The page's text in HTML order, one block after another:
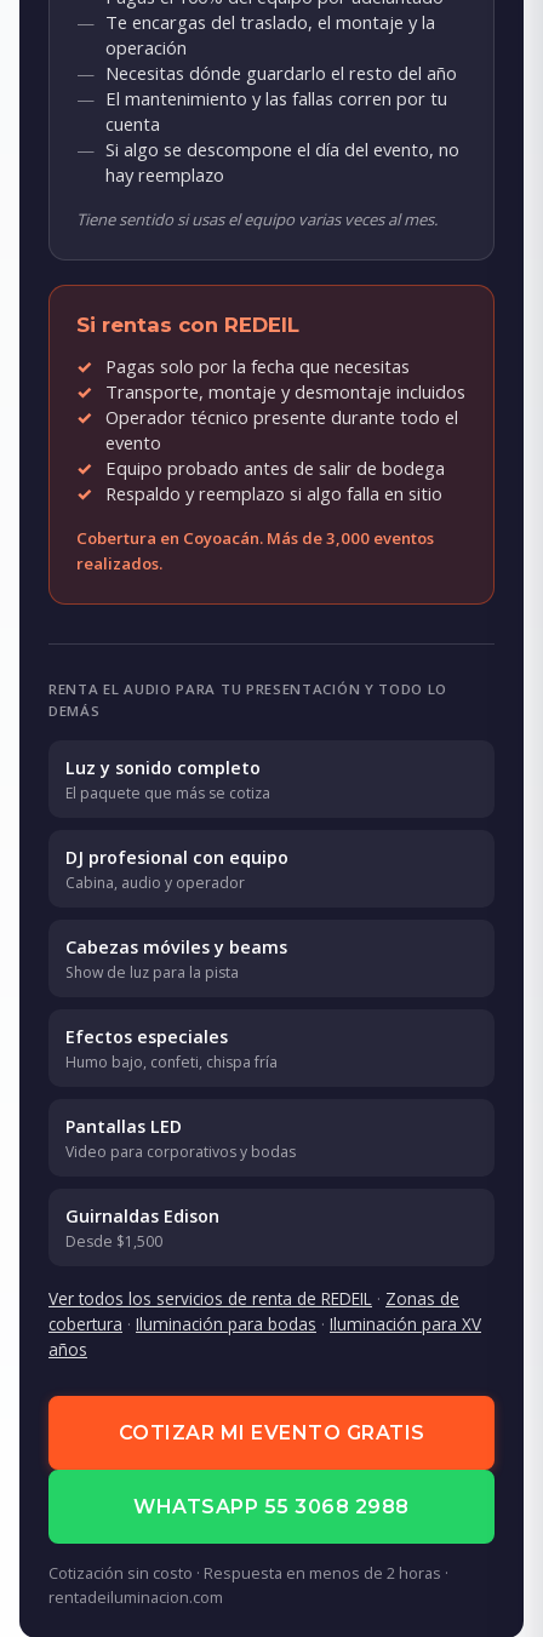
Te encargas del traslado, el montaje y la
operación
Necesitas dónde guardarlo el resto del año
El mantenimiento y las fallas corren por tu
cuenta
Si algo se descompone el día del evento, no
hay reemplazo
Tiene sentido si usas el equipo varias veces al mes.
Si rentas con REDEIL
Pagas solo por la fecha que necesitas
Transporte, montaje y desmontaje incluidos
Operador técnico presente durante todo el
evento
Equipo probado antes de salir de bodega
Respaldo y reemplazo si algo falla en sitio
Cobertura en Coyoacán. Más de 3,000 eventos
realizados.
RENTA EL AUDIO PARA TU PRESENTACIÓN Y TODO LO
DEMÁS
Luz y sonido completo
El paquete que más se cotiza
DJ profesional con equipo
Cabina, audio y operador
Cabezas móviles y beams
Show de luz para la pista
Efectos especiales
Humo bajo, confeti, chispa fría
Pantallas LED
Video para corporativos y bodas
Guirnaldas Edison
Desde $1,500
Ver todos los servicios de renta de REDEIL · Zonas de
cobertura · Iluminación para bodas · Iluminación para XV
años
COTIZAR MI EVENTO GRATIS
WHATSAPP 55 3068 2988
Cotización sin costo · Respuesta en menos de 2 horas ·
rentadeiluminacion.com